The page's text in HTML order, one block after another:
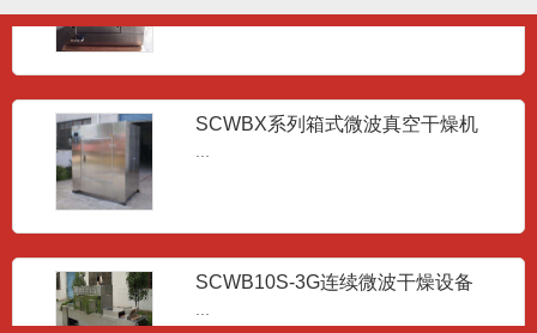
SCWBX系列箱式微波真空干燥机
SCWB10S-3G连续微波干燥设备